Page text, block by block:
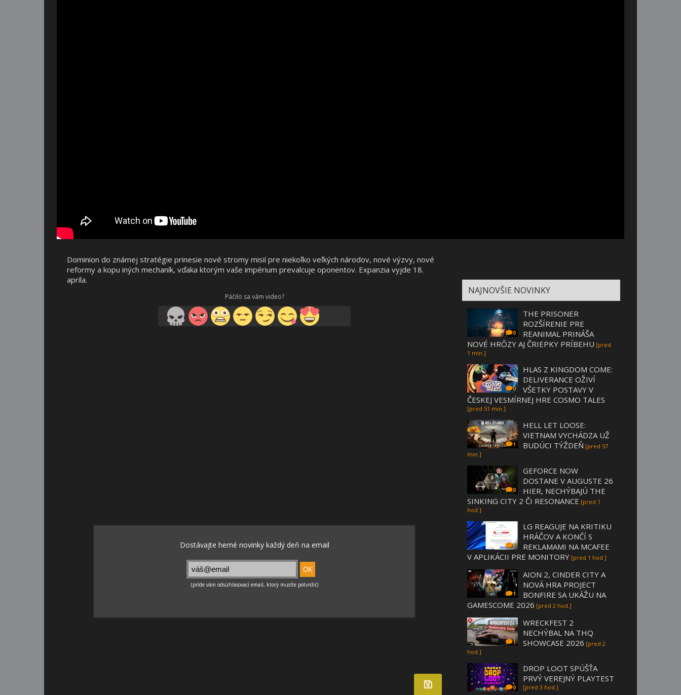
Dominion do známej stratégie prinesie nové stromy misií pre niekoľko veľkých národov, nové výzvy, nové
reformy a kopu iných mechaník, vďaka ktorým vaše impérium prevalcuje oponentov. Expanzia vyjde 18.
apríla.
Páčilo sa vám video?
NAJNOVŠIE NOVINKY
0
THE PRISONER
ROZŠÍRENIE PRE
REANIMAL PRINÁŠA
NOVÉ HRÔZY AJ ČRIEPKY PRÍBEHU [pred
1 min.]
0
HLAS Z KINGDOM COME:
DELIVERANCE OŽIVÍ
VŠETKY POSTAVY V
ČESKEJ VESMÍRNEJ HRE COSMO TALES
[pred 51 min.]
1
HELL LET LOOSE:
VIETNAM VYCHÁDZA UŽ
BUDÚCI TÝŽDEŇ [pred 57
min.]
0
GEFORCE NOW
DOSTANE V AUGUSTE 26
HIER, NECHÝBAJÚ THE
SINKING CITY 2 ČI RESONANCE [pred 1
hod.]
7
LG REAGUJE NA KRITIKU
HRÁČOV A KONČÍ S
REKLAMAMI NA MCAFEE
V APLIKÁCII PRE MONITORY [pred 1 hod.]
1
AION 2, CINDER CITY A
NOVÁ HRA PROJECT
BONFIRE SA UKÁŽU NA
GAMESCOME 2026 [pred 2 hod.]
1
WRECKFEST 2
NECHÝBAL NA THQ
SHOWCASE 2026 [pred 2
hod.]
0
DROP LOOT SPÚŠŤA
PRVÝ VEREJNÝ PLAYTEST
[pred 3 hod.]